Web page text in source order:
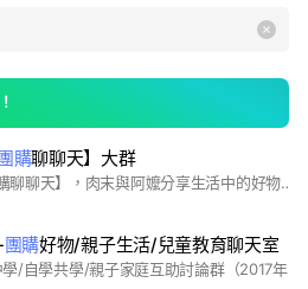
購聊聊天】大群
歡迎加入【婆媽團購聊聊天】，肉末與阿嬤分享生活中的好物、美食，讓生活更加美好與美味！社群不定期優惠團購，有空進來看看哦！
團購好物/親子生活/兒童教育聊天室
0-12歲STEAM玩中學/自學共學/親子家庭互助討論群（2017年成立榮獲美國STEM Org.人物認證）